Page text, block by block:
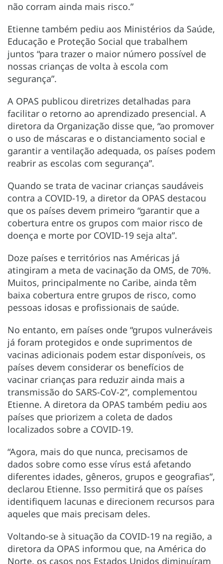
não corram ainda mais risco.”
Etienne também pediu aos Ministérios da Saúde,
Educação e Proteção Social que trabalhem
juntos “para trazer o maior número possível de
nossas crianças de volta à escola com
segurança”.
A OPAS publicou diretrizes detalhadas para
facilitar o retorno ao aprendizado presencial. A
diretora da Organização disse que, “ao promover
o uso de máscaras e o distanciamento social e
garantir a ventilação adequada, os países podem
reabrir as escolas com segurança”.
Quando se trata de vacinar crianças saudáveis
contra a COVID-19, a diretor da OPAS destacou
que os países devem primeiro “garantir que a
cobertura entre os grupos com maior risco de
doença e morte por COVID-19 seja alta”.
Doze países e territórios nas Américas já
atingiram a meta de vacinação da OMS, de 70%.
Muitos, principalmente no Caribe, ainda têm
baixa cobertura entre grupos de risco, como
pessoas idosas e profissionais de saúde.
No entanto, em países onde “grupos vulneráveis
já foram protegidos e onde suprimentos de
vacinas adicionais podem estar disponíveis, os
países devem considerar os benefícios de
vacinar crianças para reduzir ainda mais a
transmissão do SARS-CoV-2”, complementou
Etienne. A diretora da OPAS também pediu aos
países que priorizem a coleta de dados
localizados sobre a COVID-19.
“Agora, mais do que nunca, precisamos de
dados sobre como esse vírus está afetando
diferentes idades, gêneros, grupos e geografias”,
declarou Etienne. Isso permitirá que os países
identifiquem lacunas e direcionem recursos para
aqueles que mais precisam deles.
Voltando-se à situação da COVID-19 na região, a
diretora da OPAS informou que, na América do
Norte, os casos nos Estados Unidos diminuíram